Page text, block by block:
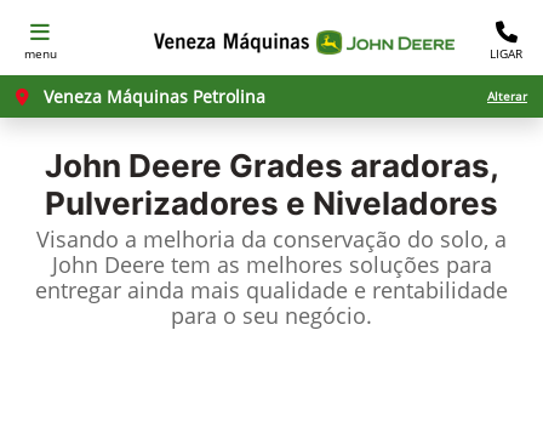
menu LIGAR
Veneza Máquinas Petrolina Alterar
John Deere Grades aradoras,
Pulverizadores e Niveladores
Visando a melhoria da conservação do solo, a
John Deere tem as melhores soluções para
entregar ainda mais qualidade e rentabilidade
para o seu negócio.